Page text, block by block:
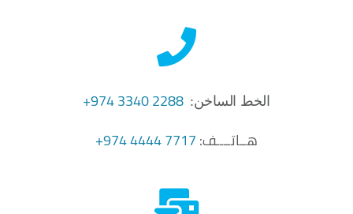
الخط الساخن: 2288 3340 974+
هــاتــــف:7717 4444 974+